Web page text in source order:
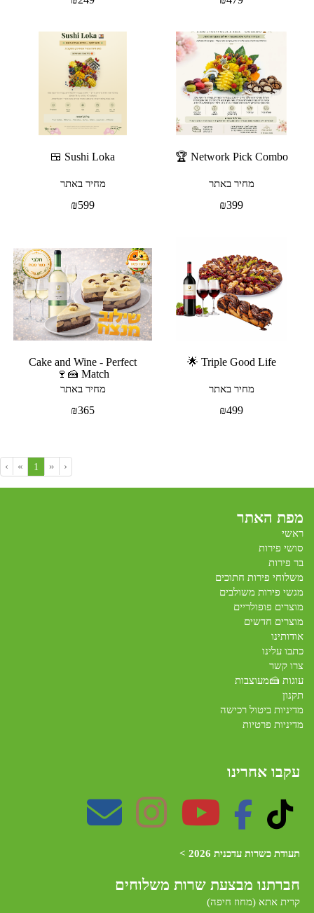
Network Pick Combo 🏆
מחיר באתר
₪399
Sushi Loka 🍱
מחיר באתר
₪599
Triple Good Life 🌟
מחיר באתר
₪499
Cake and Wine - Perfect
Match 🍰🍷
מחיר באתר
₪365
‹
«
1
»
›
מפת האתר
ראשי
סושי פירות
בר פירות
משלוחי פירות חתוכים
מגשי פירות משולבים
מוצרים פופולריים
מוצרים חדשים
אודותינו
כתבו עלינו
צרו קשר
עוגות 🍰מעוצבות
תקנון
מדיניות ביטול רכישה
מדיניות פרטיות
עקבו אחרינו
תעודת כשרות עדכנית 2026 >
חברתנו מבצעת שרות משלוחים
קרית אתא (מחוז חיפה)